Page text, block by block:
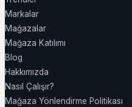
Markalar
Mağazalar
Mağaza Katılımı
Blog
Hakkımızda
Nasıl Çalışır?
Mağaza Yönlendirme Politikası